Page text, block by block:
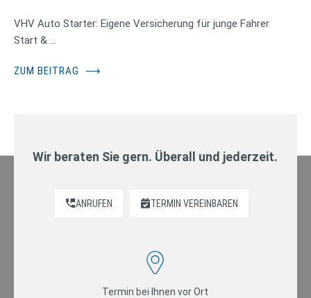
VHV Auto Starter: Eigene Versicherung für junge Fahrer
Start & …
ZUM BEITRAG ⟶
Wir beraten Sie gern. Überall und jederzeit.
ANRUFEN TERMIN VEREINBAREN
Termin bei Ihnen vor Ort